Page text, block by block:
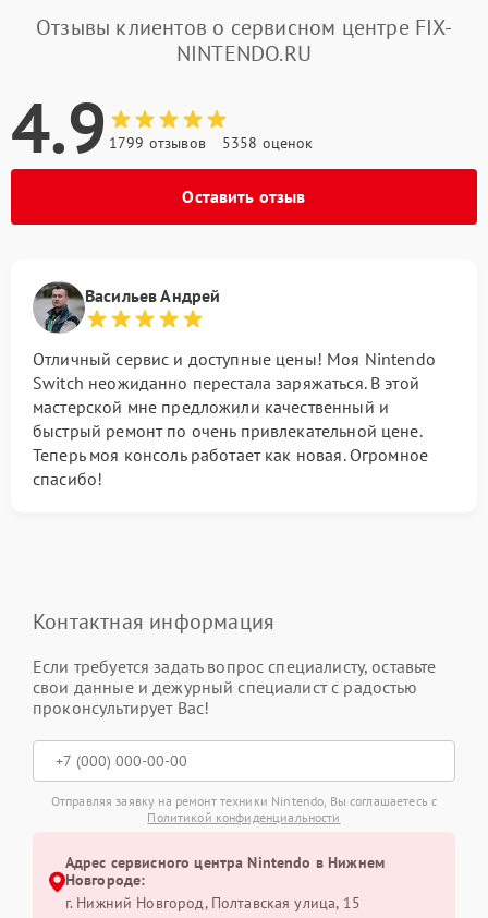
Отзывы клиентов о сервисном центре FIX-
NINTENDO.RU
4.9 1799 отзывов 5358 оценок
Оставить отзыв
Васильев Андрей
Отличный сервис и доступные цены! Моя Nintendo
Switch неожиданно перестала заряжаться. В этой
мастерской мне предложили качественный и
быстрый ремонт по очень привлекательной цене.
Теперь моя консоль работает как новая. Огромное
спасибо!
Контактная информация
Если требуется задать вопрос специалисту, оставьте
свои данные и дежурный специалист с радостью
проконсультирует Вас!
Отправляя заявку на ремонт техники Nintendo, Вы соглашаетесь с
Политикой конфиденциальности
Адрес сервисного центра Nintendo в Нижнем
Новгороде:
г. Нижний Новгород, Полтавская улица, 15